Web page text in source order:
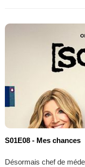
S01E08 - Mes chances
Désormais chef de